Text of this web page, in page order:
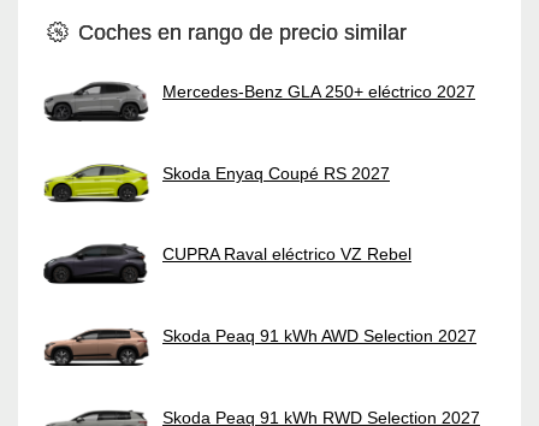
Coches en rango de precio similar
Mercedes-Benz GLA 250+ eléctrico 2027
Skoda Enyaq Coupé RS 2027
CUPRA Raval eléctrico VZ Rebel
Skoda Peaq 91 kWh AWD Selection 2027
Skoda Peaq 91 kWh RWD Selection 2027